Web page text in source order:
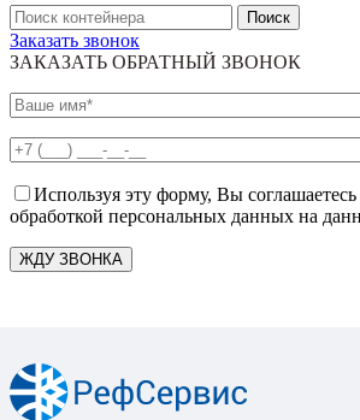
Поиск
Заказать звонок
ЗАКАЗАТЬ ОБРАТНЫЙ ЗВОНОК
Используя эту форму, Вы
обработкой персональных данных на